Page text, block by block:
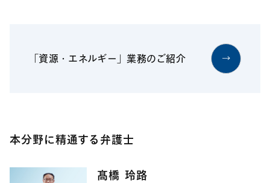
「資源・エネルギー」業務のご紹介
本分野に精通する弁護士
髙橋 玲路